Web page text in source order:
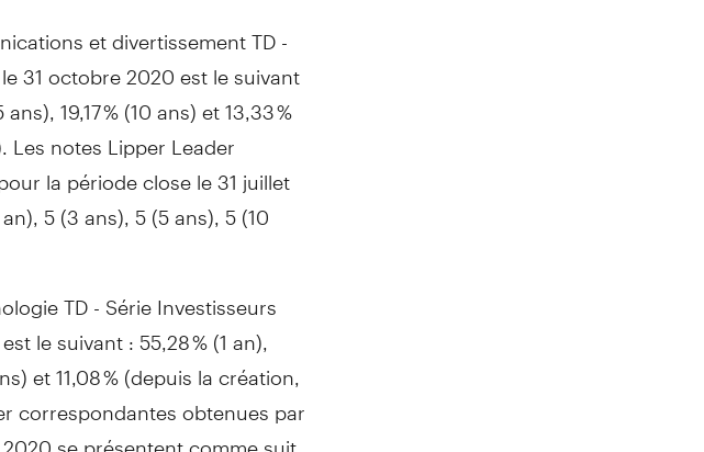
et divertissement TD -
31 octobre 2020 est le suivant
19,17 % (10 ans) et 13,33 %
Les notes Lipper Leader
la période close le 31 juillet
5 (3 ans), 5 (5 ans), 5 (10
TD - Série Investisseurs
le suivant : 55,28 % (1 an),
et 11,08 % (depuis la création,
correspondantes obtenues par
se présentent comme suit